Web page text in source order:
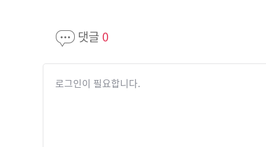
댓글 0
로그인이 필요합니다.